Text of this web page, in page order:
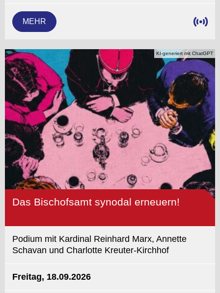
MEHR
KI-generiert mit ChatGPT
Das Bischofsamt synodal erneuern!
Podium mit Kardinal Reinhard Marx, Annette
Schavan und Charlotte Kreuter-Kirchhof
Freitag, 18.09.2026